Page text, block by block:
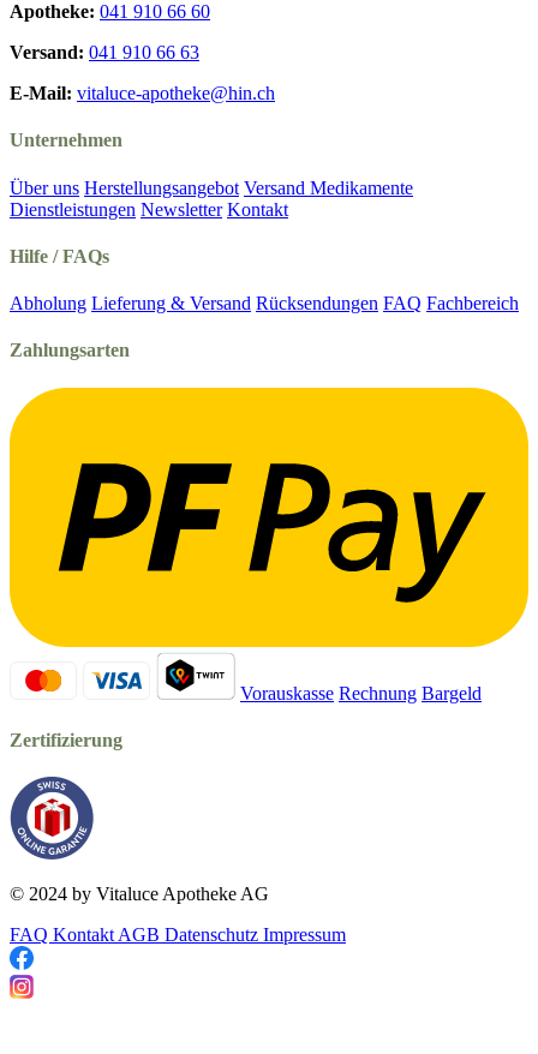
Apotheke: 041 910 66 60
Versand: 041 910 66 63
E-Mail: vitaluce-apotheke@hin.ch
Unternehmen
Über uns Herstellungsangebot Versand Medikamente
Dienstleistungen Newsletter Kontakt
Hilfe / FAQs
Abholung Lieferung & Versand Rücksendungen FAQ Fachbereich
Zahlungsarten
Vorauskasse Rechnung Bargeld
Zertifizierung
© 2024 by Vitaluce Apotheke AG
FAQ Kontakt AGB Datenschutz Impressum